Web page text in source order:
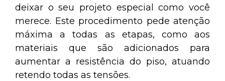
deixar o seu projeto especial como você
merece. Este procedimento pede atenção
máxima a todas as etapas, como aos
materiais que são adicionados para
aumentar a resistência do piso, atuando
retendo todas as tensões.